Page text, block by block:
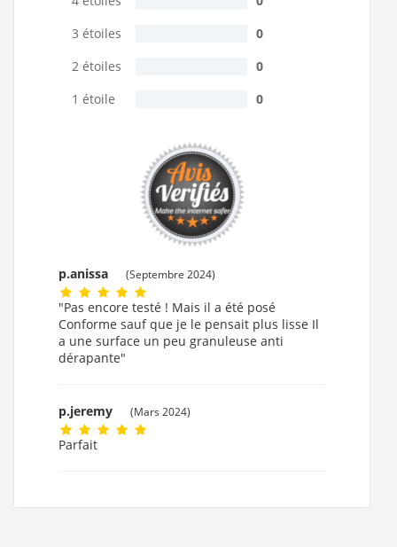
3 étoiles
0
2 étoiles
0
1 étoile
0
p.anissa (Septembre 2024)
"Pas encore testé ! Mais il a été posé
Conforme sauf que je le pensait plus lisse Il
a une surface un peu granuleuse anti
dérapante"
p.jeremy (Mars 2024)
Parfait